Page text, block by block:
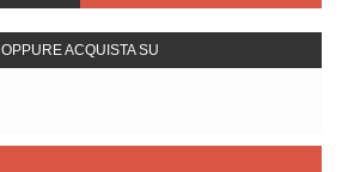
OPPURE ACQUISTA SU